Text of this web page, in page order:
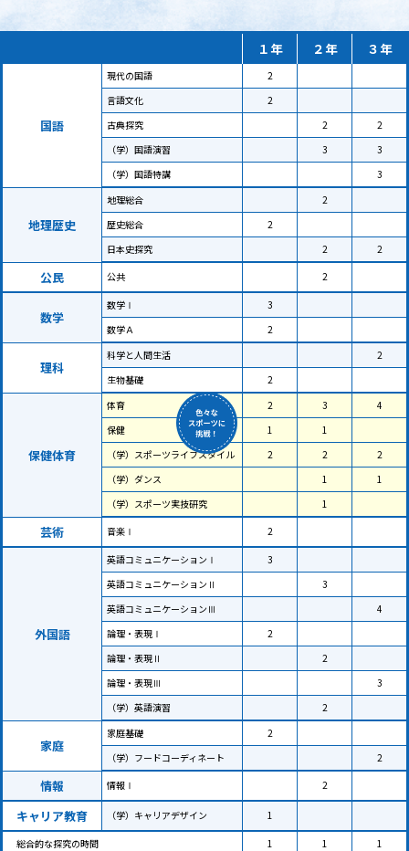
１年 ２年 ３年
国語
現代の国語
2
言語文化
2
古典探究
2
2
（学）国語演習
3
3
（学）国語特講
3
地理歴史
地理総合
2
歴史総合
2
日本史探究
2 2
公民 公共 2
数学
数学Ⅰ
3
数学Ａ
2
理科
科学と人間生活
2
生物基礎
2
保健体育
体育 2 3
4
保健
1
1
（学）スポーツライフスタイル
2 2
2
（学）ダンス
1
1
（学）スポーツ実技研究
1
芸術 音楽Ⅰ 2
外国語
英語コミュニケーションⅠ
3
英語コミュニケーションⅡ
3
英語コミュニケーションⅢ
4
論理・表現Ⅰ
2
論理・表現Ⅱ
2
論理・表現Ⅲ
3
（学）英語演習
2
家庭
家庭基礎
2
（学）フードコーディネート
2
情報 情報Ⅰ 2
キャリア教育 （学）キャリアデザイン 1
総合的な探究の時間 1 1
1